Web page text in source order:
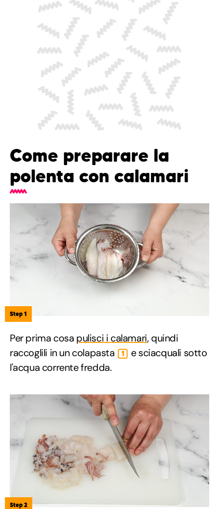
Come preparare la
polenta con calamari
Step 1
Per prima cosa pulisci i calamari, quindi
raccoglili in un colapasta
1
e sciacquali sotto
l'acqua corrente fredda.
Step 2